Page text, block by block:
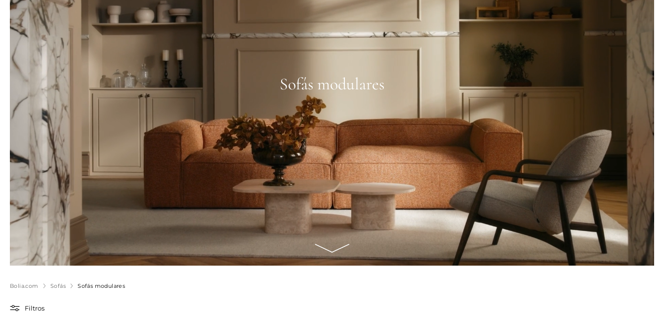
Sofás modulares
Bolia.com Sofás Sofás modulares
Filtros